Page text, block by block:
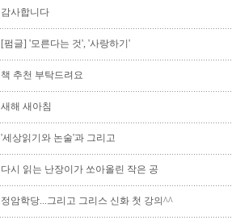
감사합니다
[펌글] '모른다는 것', '사랑하기'
책 추천 부탁드려요
새해 새아침
'세상읽기와 논술'과 그리고
다시 읽는 난장이가 쏘아올린 작은 공
정암학당...그리고 그리스 신화 첫 강의^^